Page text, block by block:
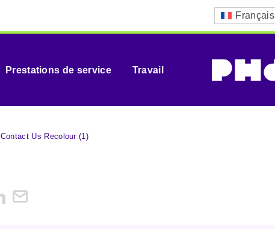
Français
Prestations de service Travail
Contact Us Recolour (1)